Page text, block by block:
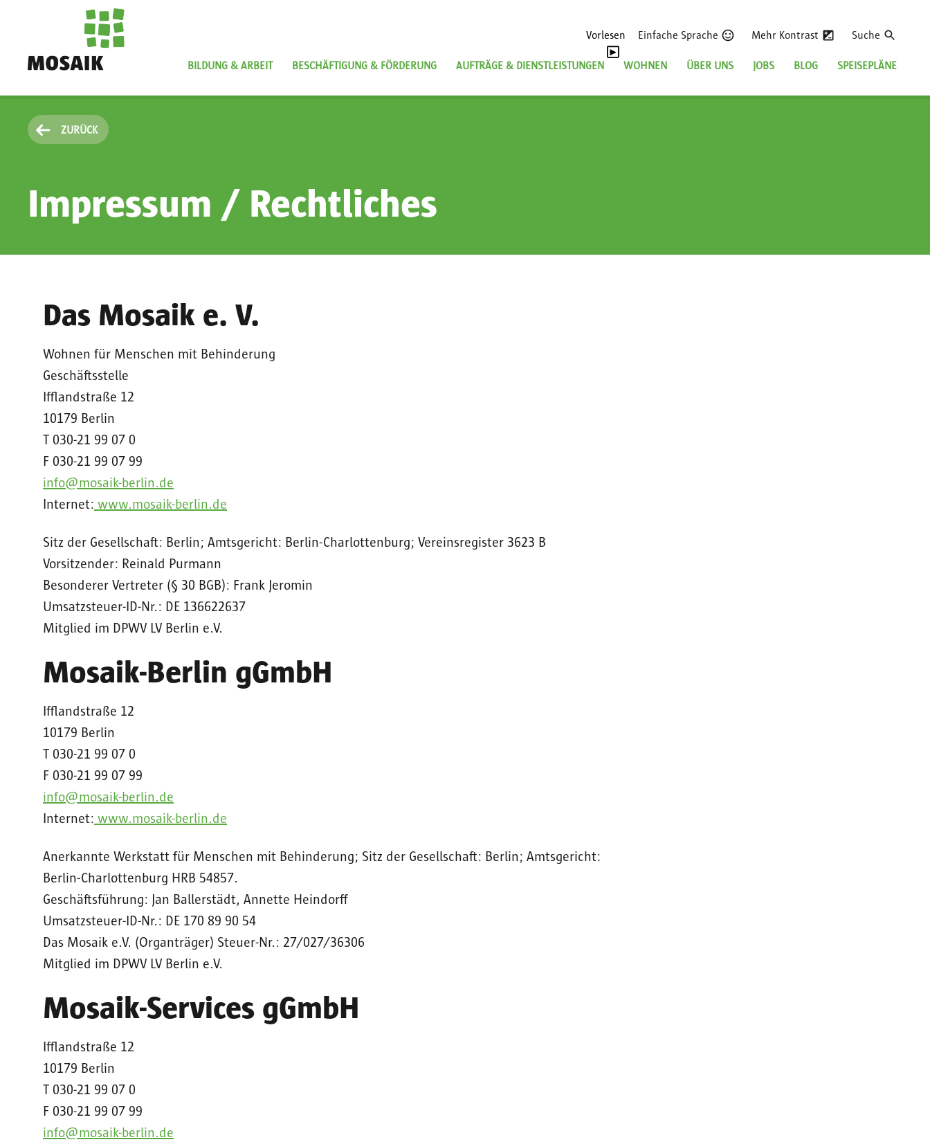
Vorlesen Einfache Sprache Mehr Kontrast Suche
BILDUNG & ARBEIT BESCHÄFTIGUNG & FÖRDERUNG AUFTRÄGE & DIENSTLEISTUNGEN WOHNEN ÜBER UNS JOBS BLOG SPEISEPLÄNE
ZURÜCK
Impressum / Rechtliches
Das Mosaik e. V.
Wohnen für Menschen mit Behinderung
Geschäftsstelle
Ifflandstraße 12
10179 Berlin
T 030-21 99 07 0
F 030-21 99 07 99
info@mosaik-berlin.de
Internet: www.mosaik-berlin.de
Sitz der Gesellschaft: Berlin; Amtsgericht: Berlin-Charlottenburg; Vereinsregister 3623 B
Vorsitzender: Reinald Purmann
Besonderer Vertreter (§ 30 BGB): Frank Jeromin
Umsatzsteuer-ID-Nr.: DE 136622637
Mitglied im DPWV LV Berlin e.V.
Mosaik-Berlin gGmbH
Ifflandstraße 12
10179 Berlin
T 030-21 99 07 0
F 030-21 99 07 99
info@mosaik-berlin.de
Internet: www.mosaik-berlin.de
Anerkannte Werkstatt für Menschen mit Behinderung; Sitz der Gesellschaft: Berlin; Amtsgericht:
Berlin-Charlottenburg HRB 54857.
Geschäftsführung: Jan Ballerstädt, Annette Heindorff
Umsatzsteuer-ID-Nr.: DE 170 89 90 54
Das Mosaik e.V. (Organträger) Steuer-Nr.: 27/027/36306
Mitglied im DPWV LV Berlin e.V.
Mosaik-Services gGmbH
Ifflandstraße 12
10179 Berlin
T 030-21 99 07 0
F 030-21 99 07 99
info@mosaik-berlin.de